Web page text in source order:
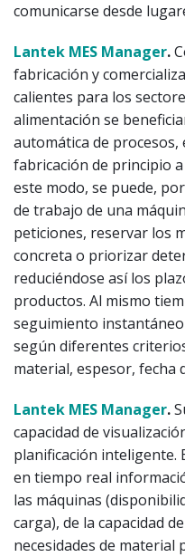
comunicarse desde
Lantek MES Manager.
fabricación y
calientes para los
alimentación se
automática de procesos,
fabricación de principio
este modo, se puede,
de trabajo de una
peticiones, reservar los
concreta o priorizar
reduciéndose así los
productos. Al mismo
seguimiento
según diferentes
material, espesor, fecha
Lantek MES Manager.
capacidad de
planificación
en tiempo real
las máquinas
carga), de la capacidad
necesidades de material